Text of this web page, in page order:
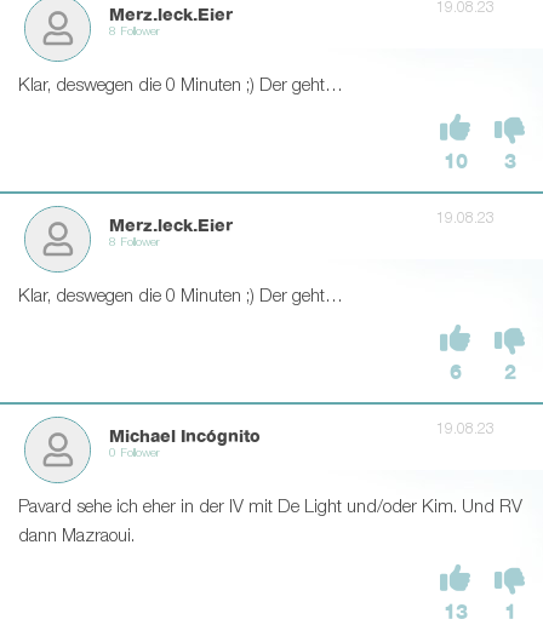
Merz.leck.Eier
8 Follower
19.08.23
Klar, deswegen die 0 Minuten ;) Der geht…
10 3
Merz.leck.Eier
8 Follower
19.08.23
Klar, deswegen die 0 Minuten ;) Der geht…
6 2
Michael Incógnito
0 Follower
19.08.23
Pavard sehe ich eher in der IV mit De Light und/oder Kim. Und RV
dann Mazraoui.
13 1